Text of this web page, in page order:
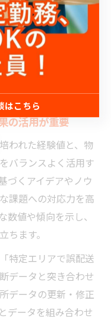
にも寄与します。
地域全体の経済活性
業者間の連携強化
ワークの構築が進む
の活用が重要
われた経験値と、物
バランスよく活用す
づくアイデアやノウ
課題への対応力を高
値や傾向を示し、
ちます。
特定エリアで誤配送
データと突き合わせ
データの更新・修正
データを組み合わせ
こちら
はこちら